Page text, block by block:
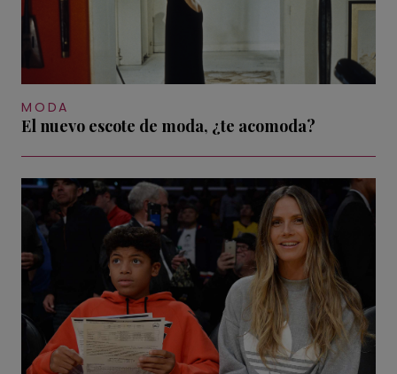
MODA
El nuevo escote de moda, ¿te acomoda?